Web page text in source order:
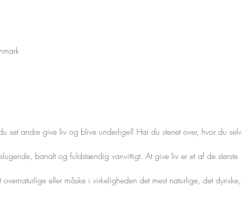
set andre give liv og blive underlige? Har du stenet over, hvor du selv
banalt og fuldstændig vanvittigt. At give liv er et af de største
eller måske i virkeligheden det mest naturlige, det dyriske,